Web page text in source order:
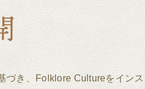
き、Folklore Cultureをイン